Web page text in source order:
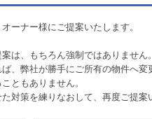
ーナー様にご提案いたします。
は、もちろん強制ではありません。
、弊社が勝手にご所有の物件へ
ともありません。
対策を練りなおして、再度ご提案